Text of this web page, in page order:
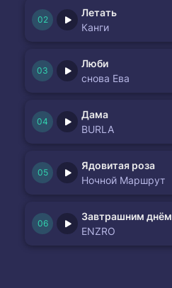
Летать
Канги
Люби
снова Ева
Дама
BURLA
Ядовитая роза
Ночной Маршрут
Завтрашним днём
ENZRO